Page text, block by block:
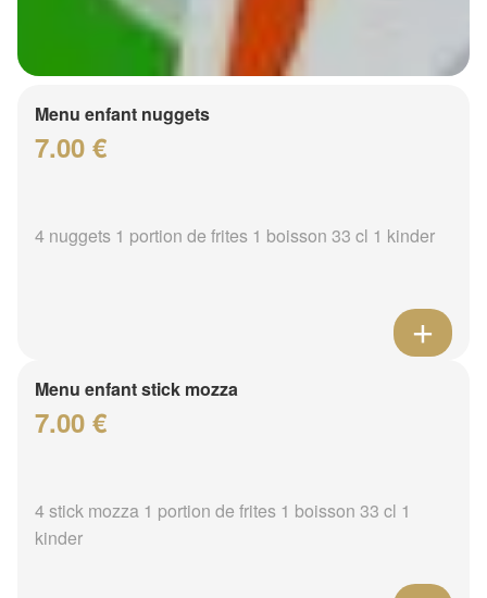
Menu enfant nuggets
7.00 €
4 nuggets 1 portion de frites 1 boisson 33 cl 1 kinder
Menu enfant stick mozza
7.00 €
4 stick mozza 1 portion de frites 1 boisson 33 cl 1
kinder